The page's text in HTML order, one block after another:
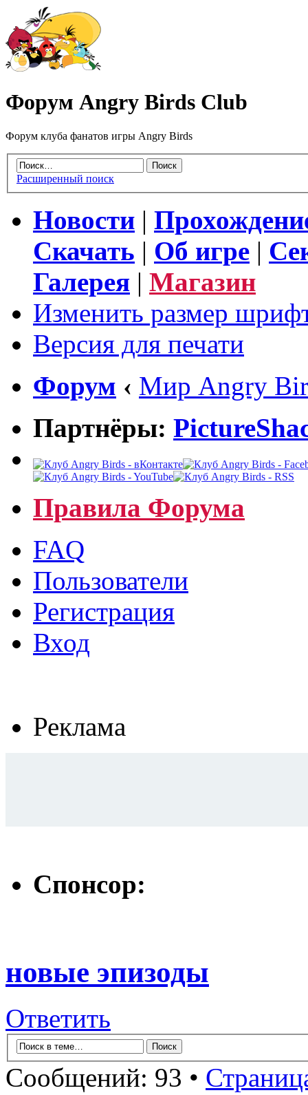
Форум Angry Birds Club
Форум клуба фанатов игры Angry Birds
Расширенный поиск
Новости |
Скачать | Об игре |
Галерея | Магазин
Изменить размер
Версия для печати
Форум ‹ Мир Angry
Партнёры:
Правила Форума
FAQ
Пользователи
Регистрация
Вход
Реклама
Спонсор:
новые эпизоды
Ответить
Сообщений: 93 •